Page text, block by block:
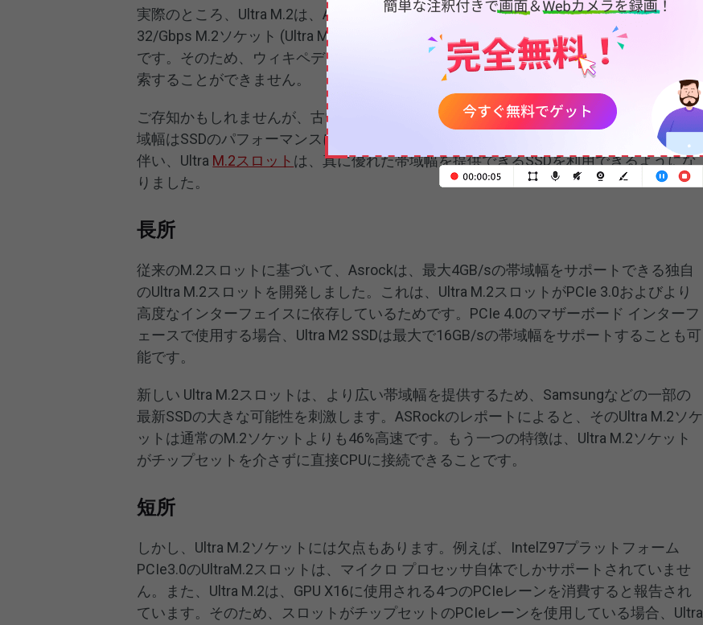
実際のところ、Ultra M.2は、ASRock が旧式の10/Gbps M.2ソケット(M.2) と完全な
32/Gbps M.2ソケット (Ultra M.2) を区別するために使用する単なるマーケティング用語
です。そのため、ウィキペディアではUltra M.2フォーム ファクタに関する詳細情報を検
索することができません。
ご存知かもしれませんが、古いM.2 SSDは最大帯域幅では利用できません。一方で、帯
域幅はSSDのパフォーマンスに大きな影響を与えます。フォームファクタ技術の向上に
伴い、Ultra M.2スロット は、真に優れた帯域幅を提供できるSSDを利用できるようにな
りました。
長所
従来のM.2スロットに基づいて、Asrockは、最大4GB/sの帯域幅をサポートできる独自
のUltra M.2スロットを開発しました。これは、Ultra M.2スロットがPCIe 3.0およびより
高度なインターフェイスに依存しているためです。PCIe 4.0のマザーボード インターフ
ェースで使用する場合、Ultra M2 SSDは最大で16GB/sの帯域幅をサポートすることも可
能です。
新しい Ultra M.2スロットは、より広い帯域幅を提供するため、Samsungなどの一部の
最新SSDの大きな可能性を刺激します。ASRockのレポートによると、そのUltra M.2ソケ
ットは通常のM.2ソケットよりも46%高速です。もう一つの特徴は、Ultra M.2ソケット
がチップセットを介さずに直接CPUに接続できることです。
短所
しかし、Ultra M.2ソケットには欠点もあります。例えば、IntelZ97プラットフォーム
PCIe3.0のUltraM.2スロットは、マイクロ プロセッサ自体でしかサポートされていませ
ん。また、Ultra M.2は、GPU X16に使用される4つのPCIeレーンを消費すると報告され
ています。そのため、スロットがチップセットのPCIeレーンを使用している場合、Ultra